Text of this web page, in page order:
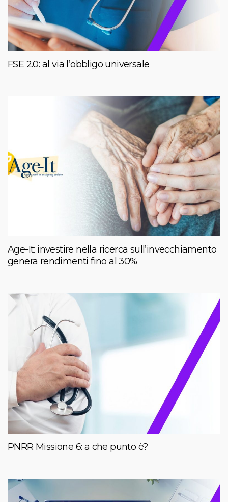
FSE 2.0: al via l’obbligo universale
Age-It: investire nella ricerca sull’invecchiamento
genera rendimenti fino al 30%
PNRR Missione 6: a che punto è?